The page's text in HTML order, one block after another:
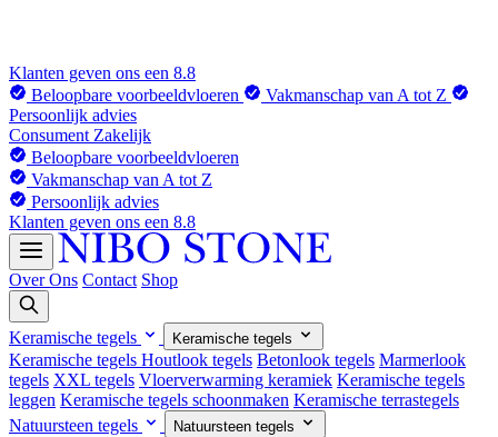
Klanten geven ons een 8.8
Beloopbare voorbeeldvloeren
Vakmanschap van A tot Z
Persoonlijk advies
Consument Zakelijk
Beloopbare voorbeeldvloeren
Vakmanschap van A tot Z
Persoonlijk advies
Klanten geven ons een 8.8
Over Ons Contact Shop
Keramische tegels Keramische tegels
Keramische tegels Houtlook tegels Betonlook tegels Marmerlook
tegels XXL tegels Vloerverwarming keramiek Keramische tegels
leggen Keramische tegels schoonmaken Keramische terrastegels
Natuursteen tegels
Natuursteen tegels